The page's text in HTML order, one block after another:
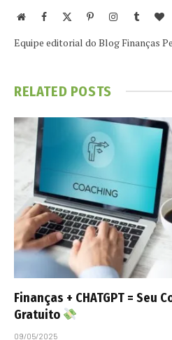
WebsiteFacebook PinterestInstagram
Tumblr
Equipe editorial do Blog Finanças
RELATED POSTS
Finanças + CHATGPT = Seu
Gratuito
09/05/2025